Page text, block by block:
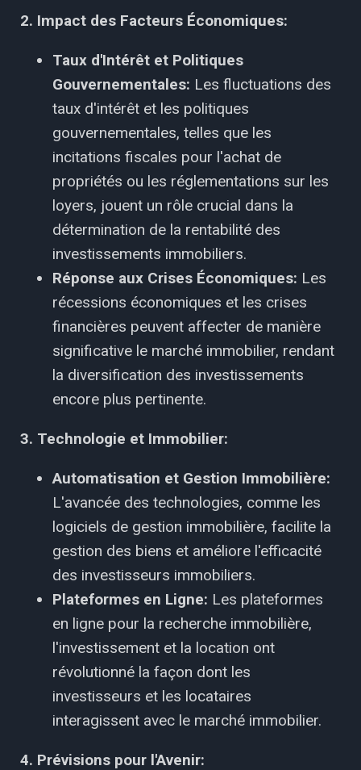
2. Impact des Facteurs Économiques:
Taux d'Intérêt et Politiques
Gouvernementales: Les fluctuations des
taux d'intérêt et les politiques
gouvernementales, telles que les
incitations fiscales pour l'achat de
propriétés ou les réglementations sur les
loyers, jouent un rôle crucial dans la
détermination de la rentabilité des
investissements immobiliers.
Réponse aux Crises Économiques: Les
récessions économiques et les crises
financières peuvent affecter de manière
significative le marché immobilier, rendant
la diversification des investissements
encore plus pertinente.
3. Technologie et Immobilier:
Automatisation et Gestion Immobilière:
L'avancée des technologies, comme les
logiciels de gestion immobilière, facilite la
gestion des biens et améliore l'efficacité
des investisseurs immobiliers.
Plateformes en Ligne: Les plateformes
en ligne pour la recherche immobilière,
l'investissement et la location ont
révolutionné la façon dont les
investisseurs et les locataires
interagissent avec le marché immobilier.
4. Prévisions pour l'Avenir: